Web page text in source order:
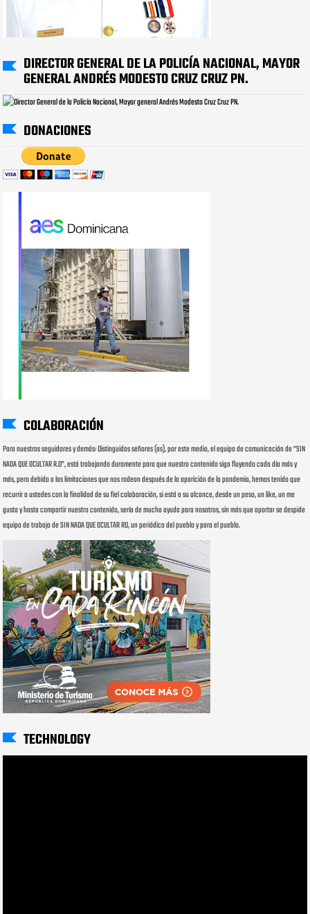
DIRECTOR GENERAL DE LA POLICÍA NACIONAL, MAYOR
GENERAL ANDRÉS MODESTO CRUZ CRUZ PN.
DONACIONES
COLABORACIÓN
Para nuestros seguidores y demás: Distinguidos señores (as), por este medio, el equipo de comunicación de "SIN
NADA QUE OCULTAR R.D", está trabajando duramente para que nuestro contenido siga fluyendo cada día más y
más, pero debido a las limitaciones que nos rodean después de la aparición de la pandemia, hemos tenido que
recurrir a ustedes con la finalidad de su fiel colaboración, si está a su alcance, desde un peso, un like, un me
gusta y hasta compartir nuestro contenido, sería de mucha ayuda para nosotros, sin más que aportar se despide
equipo de trabajo de SIN NADA QUE OCULTAR RD, un periódico del pueblo y para el pueblo.
TECHNOLOGY